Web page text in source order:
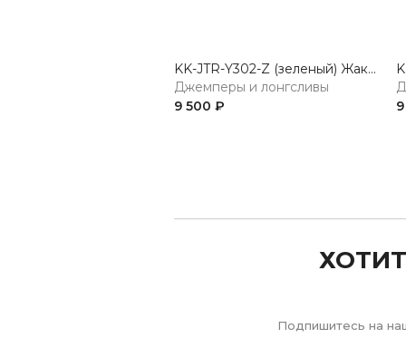
KK-JTR-Y302-Z (зеленый) Жакет женский трикотажный
Джемперы и лонгсливы
9 500 ₽
Подпишитесь на